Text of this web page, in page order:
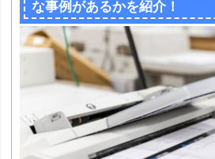
な事例があるかを紹介！